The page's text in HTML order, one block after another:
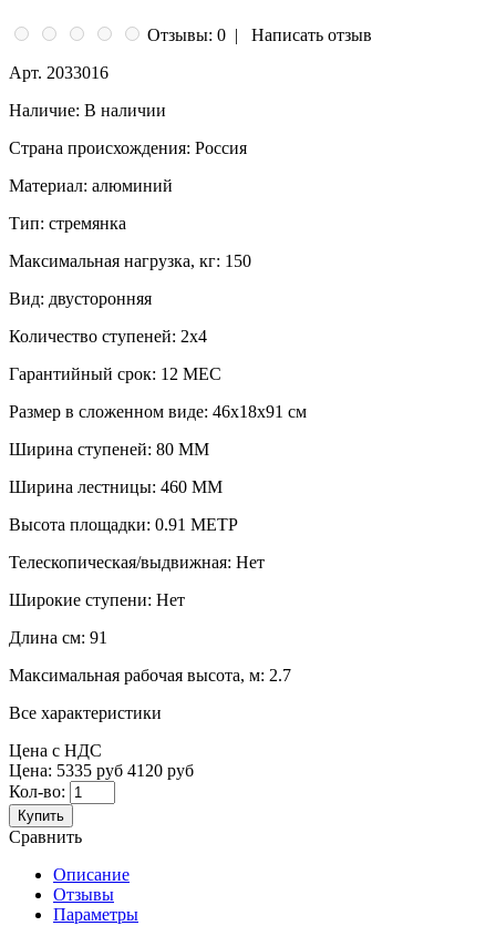
Отзывы: 0 |
Написать отзыв
Арт. 2033016
Наличие: В наличии
Страна происхождения: Россия
Материал: алюминий
Тип: стремянка
Максимальная нагрузка, кг: 150
Вид: двусторонняя
Количество ступеней: 2x4
Гарантийный срок: 12 МЕС
Размер в сложенном виде: 46x18x91 см
Ширина ступеней: 80 ММ
Ширина лестницы: 460 ММ
Высота площадки: 0.91 МЕТР
Телескопическая/выдвижная: Нет
Широкие ступени: Нет
Длина см: 91
Максимальная рабочая высота, м: 2.7
Все характеристики
Цена с НДС
Цена: 5335 руб 4120 руб
Кол-во:
Купить
Сравнить
Описание
Отзывы
Параметры